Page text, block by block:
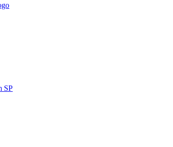
SP